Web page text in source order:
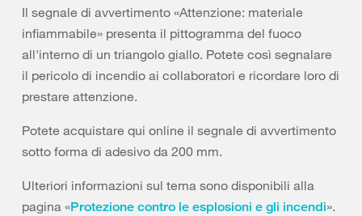
Il segnale di avvertimento «Attenzione: materiale
infiammabile» presenta il pittogramma del fuoco
all'interno di un triangolo giallo. Potete così segnalare
il pericolo di incendio ai collaboratori e ricordare loro di
prestare attenzione.
Potete acquistare qui online il segnale di avvertimento
sotto forma di adesivo da 200 mm.
Ulteriori informazioni sul tema sono disponibili alla
pagina «Protezione contro le esplosioni e gli incendi».